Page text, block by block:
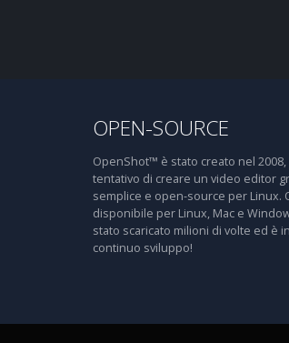
OPEN-SOURCE
OpenShot™ è stato creato nel 2008,
tentativo di creare un video editor
semplice e open-source per Linux.
disponibile per Linux, Mac e
stato scaricato milioni di volte ed è in
continuo sviluppo!